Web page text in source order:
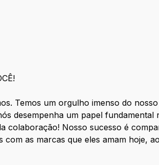
Temos um orgulho imenso do
desempenha um papel fundamental
colaboração! Nosso sucesso é
as marcas que eles amam hoje,